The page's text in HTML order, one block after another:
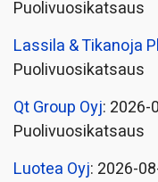
Puolivuosikatsaus
Lassila & Tikanoja
Puolivuosikatsaus
Qt Group Oyj: 2026-
Puolivuosikatsaus
Luotea Oyj: 2026-